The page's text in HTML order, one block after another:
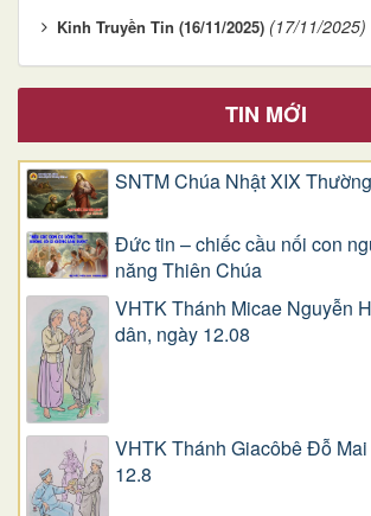
Kinh Truyền Tin (16/11/2025) (17/11/2025)
TIN MỚI
SNTM Chúa Nhật XIX
Đức tin – chiếc cầu nối con
năng Thiên Chúa
VHTK Thánh Micae Nguyễn
dân, ngày 12.08
VHTK Thánh Giacôbê Ðỗ
12.8